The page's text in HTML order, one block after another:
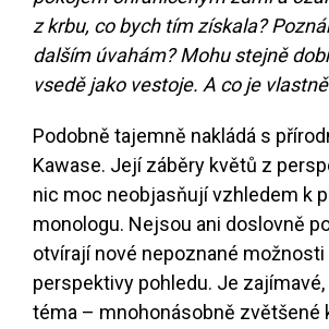
z krbu, co bych tím získala?
dalším úvahám? Mohu stejně
vsedě jako vestoje. A co je
Podobně tajemně nakládá s
Kawase. Její záběry květů z
nic moc neobjasňují vzhledem k
monologu. Nejsou ani doslovně
otvírají nové nepoznané možnosti
perspektivy pohledu. Je
téma – mnohonásobně zvětšené